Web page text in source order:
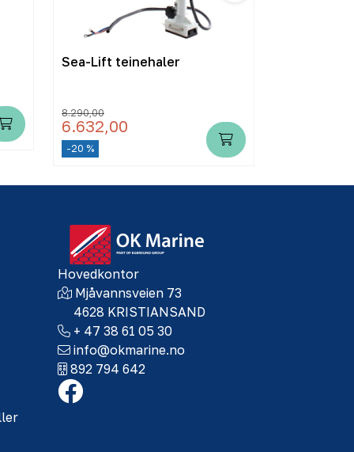
Sea-Lift teinehaler
8.290,00
6.632,00
-20 %
Hovedkontor
Mjåvannsveien 73
4628 KRISTIANSAND
+ 47 38 61 05 30
info@okmarine.no
892 794 642